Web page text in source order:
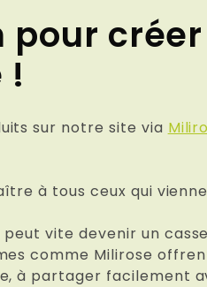
pour
!
sur notre site via
à tous ceux qui
vite devenir un
comme Milirose
à partager facilement